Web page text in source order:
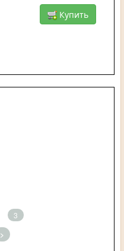
Купить
3
>